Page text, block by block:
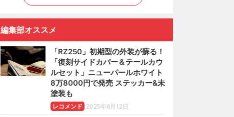
編集部オススメ
「RZ250」初期型の外装が蘇る！
「復刻サイドカバー＆テールカウ
ルセット」ニューパールホワイト
8万8000円で発売 ステッカー&未
塗装も
レコメンド 2025年6月12日